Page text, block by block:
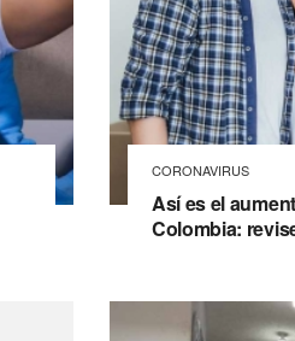
CORONAVIRUS
Así es el
Colombia: